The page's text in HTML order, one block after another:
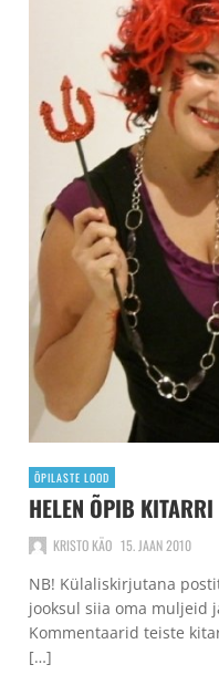
ÕPILASTE LOOD
HELEN ÕPIB
KRISTO KÄO 15. JAAN 2010
NB! Külaliskirjutana
jooksul siia oma muljeid
Kommentaarid teiste
[…]